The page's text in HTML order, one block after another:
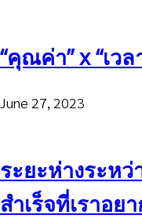
“คุณค่า” x “เวล
June 27, 2023
ระยะห่างระห
สำเร็จที่เราอ